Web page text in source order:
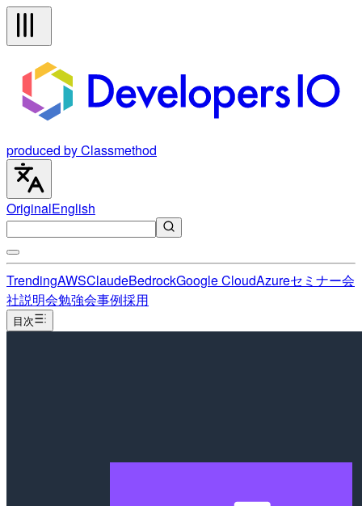
produced by Classmethod
OriginalEnglish
TrendingAWSClaudeBedrockGoogle CloudAzureセミナー会
社説明会勉強会事例採用
目次